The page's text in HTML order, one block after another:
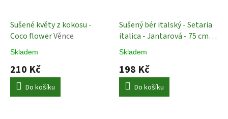
Sušené květy z kokosu -
Coco flowerVěnce
Skladem
210 Kč
Do košíku
Sušený bér italský - Setaria
italica - Jantarová - 75 cm
Sušené Rostliny
Skladem
198 Kč
Do košíku